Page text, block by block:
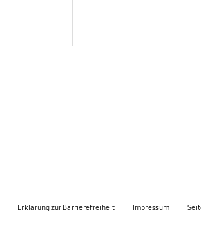
Erklärung zur Barrierefreiheit Impressum